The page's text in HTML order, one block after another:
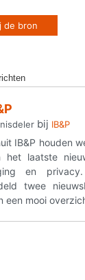
de bron
bij IB&P
IB&P houden
het laatste
en
twee
een mooi